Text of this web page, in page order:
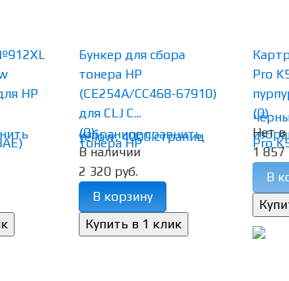
HP
избранное сравнить
Бункер для сбора
тонера HP
(CE254A/CC468-67910)
для CLJ C...
(0)
В наличии
2 320 руб.
В корзину
Pro
(0)
Нет в
1 857
В